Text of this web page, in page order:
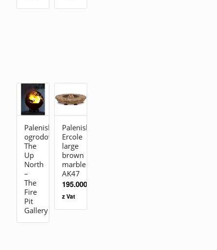
Palenisko
ogrodowe
The
Up
North
–
The
Fire
Pit
Gallery
Palenisko
Ercole
large
brown
marble
AK47
195.000,00
z Vat